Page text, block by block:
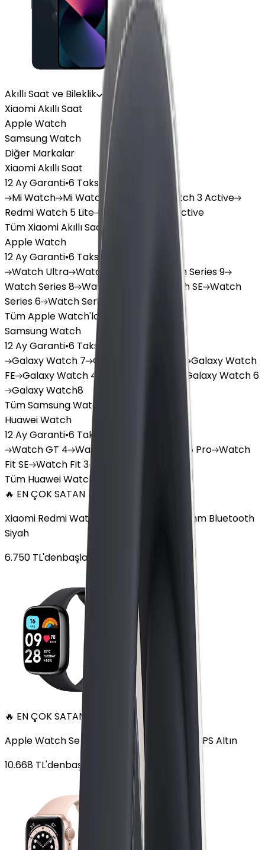
Akıllı Saat ve Bileklik
Xiaomi Akıllı Saat
Apple Watch
Samsung Watch
Diğer Markalar
Xiaomi Akıllı Saat
12 Ay Garanti•6 Taksit
MiWatch MiWatch Lite
Watch 3 Active
RedmiWatch 5 Lite Redmi
Watch 5 Active
Tüm Xiaomi Akıllı Saat'lar
Apple Watch
12 Ay Garanti•6 Taksit
Watch Ultra Watch WatchSeries 9
WatchSeries 8 Watch WatchSE Watch
Series 6 WatchSeries 5
Tüm Apple Watch'lar
Samsung Watch
12 Ay Garanti•6 Taksit
GalaxyWatch 7 Galaxy GalaxyWatch
FE GalaxyWatch 4 GalaxyWatch 6
GalaxyWatch8
Tüm Samsung Watch'lar
Huawei Watch
12 Ay Garanti•6 Taksit
WatchGT 4 Watch GT 5 Pro Watch
Fit SE Watch Fit 3
Tüm Huawei Watch'lar
🔥 EN ÇOK SATAN
Xiaomi Redmi Watch 3 Active Plastik 47mm Bluetooth
Siyah
6.750 TL'denbaşlayan fiyatlar
🔥 EN ÇOK SATAN
Apple Watch Series 6 Alüminyum 40mm GPS Altın
10.668 TL'denbaşlayan fiyatlar